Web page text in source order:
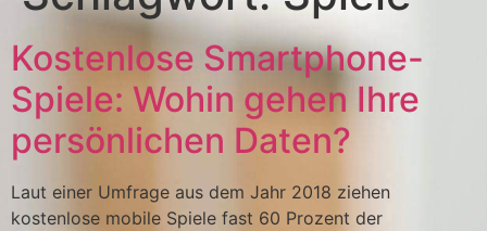
Kostenlose Smartphone-
Spiele: Wohin gehen Ihre
persönlichen Daten?
Laut einer Umfrage aus dem Jahr 2018 ziehen
kostenlose mobile Spiele fast 60 Prozent der